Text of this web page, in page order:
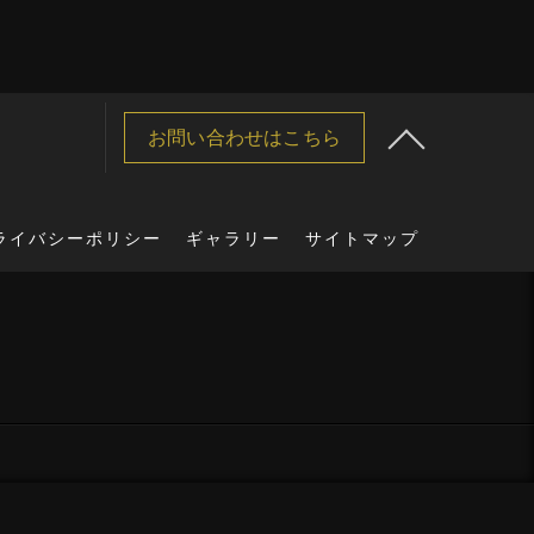
お問い合わせはこちら
イバシーポリシー ギャラリー サイトマップ